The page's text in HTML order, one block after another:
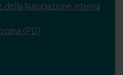
della Navigazione Interna
(PD)